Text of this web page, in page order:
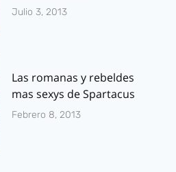
Julio 3, 2013
Las romanas y rebeldes
mas sexys de Spartacus
Febrero 8, 2013